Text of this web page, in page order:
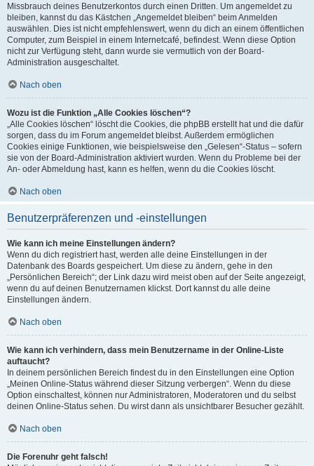
Missbrauch deines Benutzerkontos durch einen Dritten. Um angemeldet zu
bleiben, kannst du das Kästchen „Angemeldet bleiben“ beim Anmelden
auswählen. Dies ist nicht empfehlenswert, wenn du dich an einem öffentlichen
Computer, zum Beispiel in einem Internetcafé, befindest. Wenn diese Option
nicht zur Verfügung steht, dann wurde sie vermutlich von der Board-
Administration ausgeschaltet.
Nach oben
Wozu ist die Funktion „Alle Cookies löschen“?
„Alle Cookies löschen“ löscht die Cookies, die phpBB erstellt hat und die dafür
sorgen, dass du im Forum angemeldet bleibst. Außerdem ermöglichen
Cookies einige Funktionen, wie beispielsweise den „Gelesen“-Status – sofern
sie von der Board-Administration aktiviert wurden. Wenn du Probleme bei der
An- oder Abmeldung hast, kann es helfen, wenn du die Cookies löscht.
Nach oben
Benutzerpräferenzen und -einstellungen
Wie kann ich meine Einstellungen ändern?
Wenn du dich registriert hast, werden alle deine Einstellungen in der
Datenbank des Boards gespeichert. Um diese zu ändern, gehe in den
„Persönlichen Bereich“; der Link dazu wird meist oben auf der Seite angezeigt,
wenn du auf deinen Benutzernamen klickst. Dort kannst du alle deine
Einstellungen ändern.
Nach oben
Wie kann ich verhindern, dass mein Benutzername in der Online-Liste
auftaucht?
In deinem persönlichen Bereich findest du in den Einstellungen eine Option
„Meinen Online-Status während dieser Sitzung verbergen“. Wenn du diese
Option einschaltest, können nur Administratoren, Moderatoren und du selbst
deinen Online-Status sehen. Du wirst dann als unsichtbarer Besucher gezählt.
Nach oben
Die Forenuhr geht falsch!